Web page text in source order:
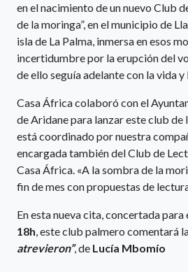
en el nacimiento de un nuevo Club
de la moringa”, en el municipio de
isla de La Palma, inmersa en esos
incertidumbre por la erupción del
de ello seguía adelante con la vida y
Casa África colaboró con el
de Aridane para lanzar este club de
está coordinado por nuestra
encargada también del Club de
Casa África. «A la sombra de la
fin de mes con propuestas de
En esta nueva cita, concertada para
18h, este club palmero comentará
atrevieron”, de Lucía Mbomío